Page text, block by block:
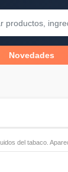
Novedades
del tabaco.